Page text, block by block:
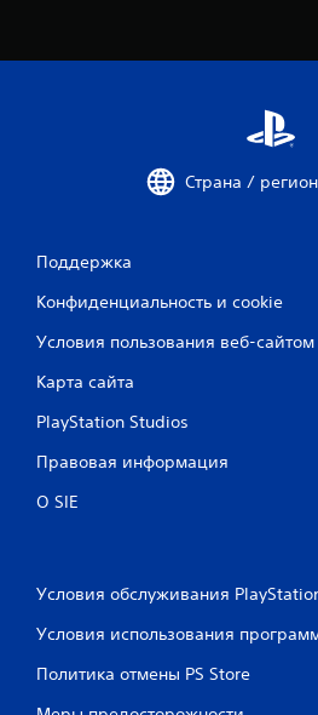
Страна /
Поддержка
Конфиденциальность и cookie
Условия пользования веб-сайтом
Карта сайта
PlayStation Studios
Правовая информация
О SIE
Условия обслуживания
Условия использования
Политика отмены PS Store